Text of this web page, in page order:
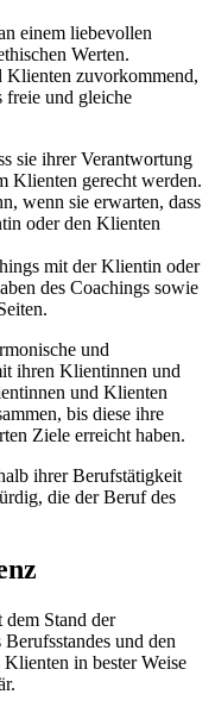
einem liebevollen
Werten.
Klienten zuvorkommend,
und gleiche
sie ihrer Verantwortung
Klienten gerecht werden.
wenn sie erwarten, dass
oder den Klienten
mit der Klientin oder
des Coachings sowie
und
ihren Klientinnen und
und Klienten
bis diese ihre
Ziele erreicht haben.
ihrer Berufstätigkeit
die der Beruf des
Stand der
und den
in bester Weise